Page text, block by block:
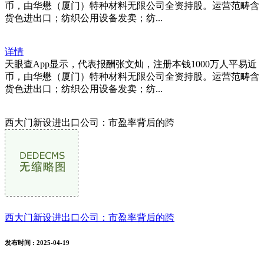
币，由华懋（厦门）特种材料无限公司全资持股。运营范畴含
货色进出口；纺织公用设备发卖；纺...
详情
天眼查App显示，代表报酬张文灿，注册本钱1000万人平易近
币，由华懋（厦门）特种材料无限公司全资持股。运营范畴含
货色进出口；纺织公用设备发卖；纺...
西大门新设进出口公司：市盈率背后的跨
西大门新设进出口公司：市盈率背后的跨
发布时间 : 2025-04-19